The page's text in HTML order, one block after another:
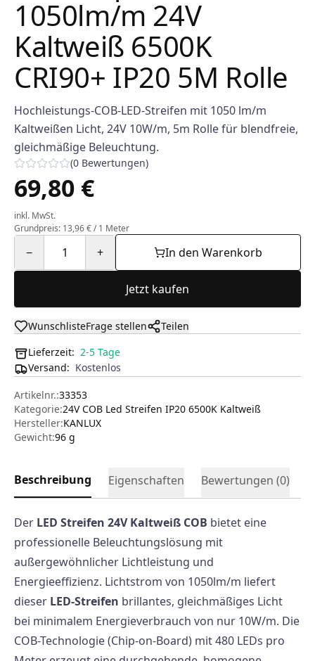
1050lm/m 24V
Kaltweiß 6500K
CRI90+ IP20 5M Rolle
Hochleistungs-COB-LED-Streifen mit 1050 lm/m
Kaltweißen Licht, 24V 10W/m, 5m Rolle für blendfreie,
gleichmäßige Beleuchtung.
(0 Bewertungen)
69,80 €
inkl. MwSt.
Grundpreis: 13,96 € / 1 Meter
− 1 + In den Warenkorb
Jetzt kaufen
WunschlisteFrage stellen
Teilen
Lieferzeit: 2-5 Tage
Versand: Kostenlos
Artikelnr.:33353
Kategorie:24V COB Led Streifen IP20 6500K Kaltweiß
Hersteller:KANLUX
Gewicht:96 g
Beschreibung Eigenschaften Bewertungen (0)
Der LED Streifen 24V Kaltweiß COB bietet eine
professionelle Beleuchtungslösung mit
außergewöhnlicher Lichtleistung und
Energieeffizienz. Lichtstrom von 1050lm/m liefert
dieser LED-Streifen brillantes, gleichmäßiges Licht
bei minimalem Energieverbrauch von nur 10W/m. Die
COB-Technologie (Chip-on-Board) mit 480 LEDs pro